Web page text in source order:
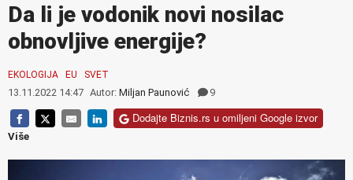
Da li je vodonik novi nosilac
obnovljive energije?
EKOLOGIJA EU SVET
13.11.2022 14:47 Autor: Miljan Paunović 9
Dodajte Biznis.rs u omiljeni Google izvor
Više